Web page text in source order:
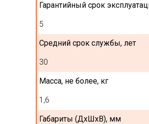
Гарантийный срок
Средний срок службы, лет
Масса, не более, кг
Габариты (ДхШхВ), мм
5
30
1,6